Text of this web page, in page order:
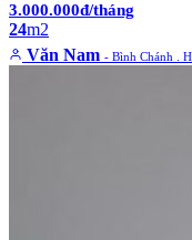
3.000.000đ/tháng
24m2
Văn Nam - Bình Chánh .